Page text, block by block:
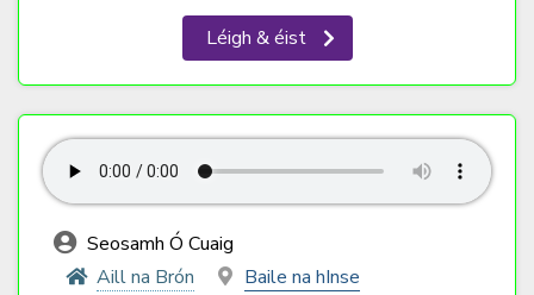
Léigh & éist
Seosamh Ó Cuaig
Aill na Brón
Baile na hInse